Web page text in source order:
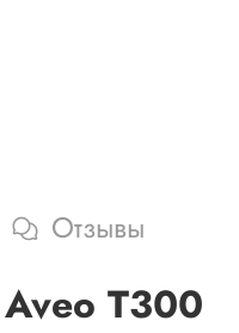
Отзывы
T300